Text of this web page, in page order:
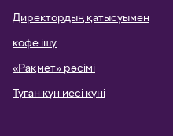
Директордың қатысуымен
кофе ішу
«Рақмет» рәсімі
Туған күн иесі күні